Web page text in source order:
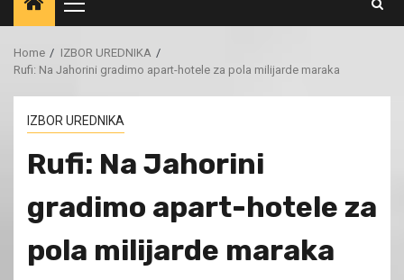
Primary
Menu
Home
IZBOR UREDNIKA
Rufi: Na Jahorini gradimo apart-hotele za pola milijarde maraka
IZBOR UREDNIKA
Rufi: Na Jahorini
gradimo apart-hotele za
pola milijarde maraka